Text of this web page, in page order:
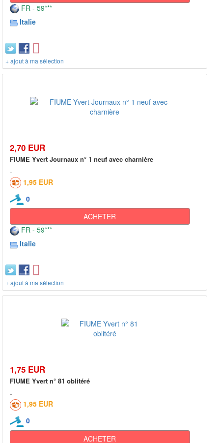
FR - 59***
Italie
+ ajout à ma sélection
2,70 EUR
FIUME Yvert Journaux n° 1 neuf avec charnière
1,95 EUR
0
ACHETER
FR - 59***
Italie
+ ajout à ma sélection
1,75 EUR
FIUME Yvert n° 81 oblitéré
1,95 EUR
0
ACHETER